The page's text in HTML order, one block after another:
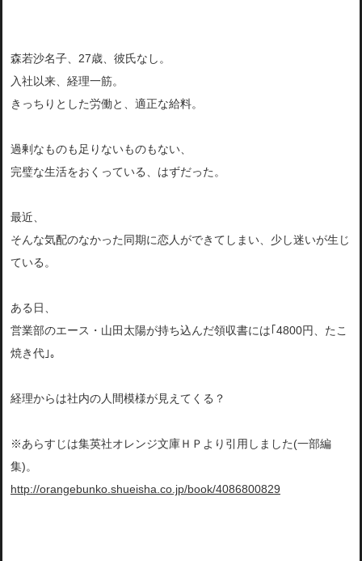
森若沙名子、27歳、彼氏なし。
入社以来、経理一筋。
きっちりとした労働と、適正な給料。
過剰なものも足りないものもない、
完璧な生活をおくっている、はずだった。
最近、
そんな気配のなかった同期に恋人ができてしまい、少し迷いが生じ
ている。
ある日、
営業部のエース・山田太陽が持ち込んだ領収書には｢4800円、たこ
焼き代｣。
経理からは社内の人間模様が見えてくる？
※あらすじは集英社オレンジ文庫ＨＰより引用しました(一部編
集)。
http://orangebunko.shueisha.co.jp/book/4086800829